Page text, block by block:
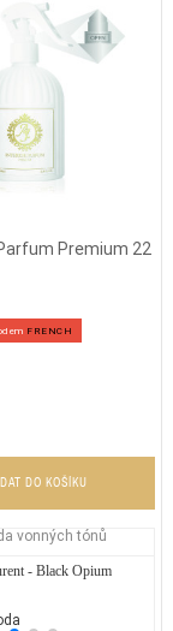
Repetto
tónů
Premium 22
FRENCH
DO KOŠÍKU
vonných tónů
- Black Opium